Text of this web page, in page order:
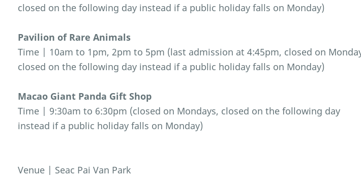
closed on the following day instead if a public holiday falls on Monday)
Pavilion of Rare Animals
Time | 10am to 1pm, 2pm to 5pm (last admission at 4:45pm, closed on
closed on the following day instead if a public holiday falls on Monday)
Macao Giant Panda Gift Shop
Time | 9:30am to 6:30pm (closed on Mondays, closed on the following day
instead if a public holiday falls on Monday)
Venue | Seac Pai Van Park